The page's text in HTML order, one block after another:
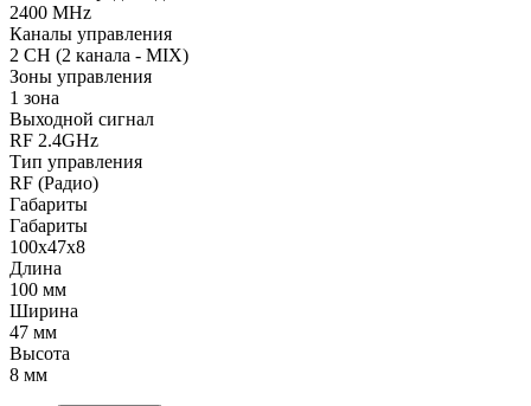
2400 MHz
Каналы управления
2 CH (2 канала - MIX)
Зоны управления
1 зона
Выходной сигнал
RF 2.4GHz
Тип управления
RF (Радио)
Габариты
Габариты
100x47x8
Длина
100 мм
Ширина
47 мм
Высота
8 мм